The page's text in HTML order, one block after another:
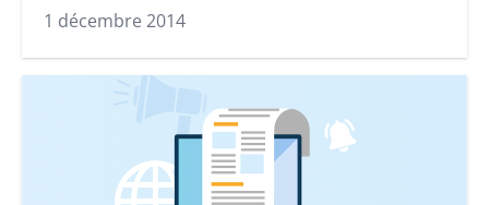
1 décembre 2014